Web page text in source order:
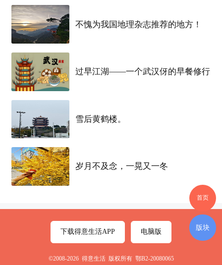
不愧为我国地理杂志推荐的地方！
过早江湖——一个武汉伢的早餐修行
雪后黄鹤楼。
岁月不及念，一晃又一冬
首页
版块
下载得意生活APP 电脑版
©2008-2026 得意生活 版权所有 鄂B2-20080065